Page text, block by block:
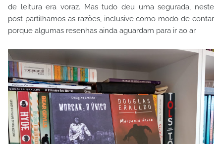
de leitura era voraz. Mas tudo deu uma segurada, neste
post partilhamos as razões, inclusive como modo de contar
porque algumas resenhas ainda aguardam para ir ao ar.